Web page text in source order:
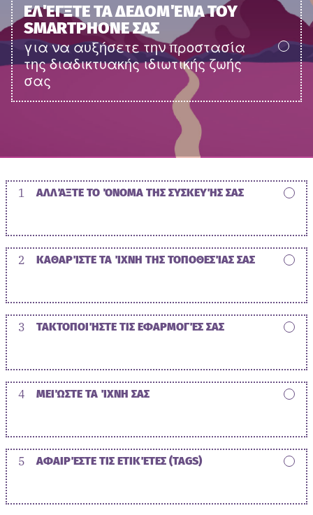
ΕΛΈΓΞΤΕ ΤΑ ΔΕΔΟΜΈΝΑ ΤΟΥ
SMARTPHONE ΣΑΣ
για να αυξήσετε την προστασία
της διαδικτυακής ιδιωτικής ζωής
σας
1 ΑΛΛΆΞΤΕ ΤΟ ΌΝΟΜΑ ΤΗΣ ΣΥΣΚΕΥΉΣ ΣΑΣ
2 ΚΑΘΑΡΊΣΤΕ ΤΑ ΊΧΝΗ ΤΗΣ ΤΟΠΟΘΕΣΊΑΣ ΣΑΣ
3 ΤΑΚΤΟΠΟΙΉΣΤΕ ΤΙΣ ΕΦΑΡΜΟΓΈΣ ΣΑΣ
4 ΜΕΙΏΣΤΕ ΤΑ ΊΧΝΗ ΣΑΣ
5 ΑΦΑΙΡΈΣΤΕ ΤΙΣ ΕΤΙΚΈΤΕΣ (TAGS)